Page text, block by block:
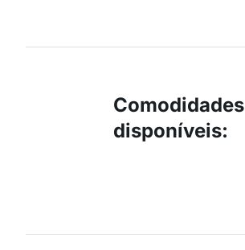
Comodidades
disponíveis: